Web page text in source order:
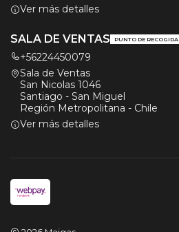
Ver más detalles
SALA DE VENTAS PUNTO DE RECOGIDA
+56224450079
Sala de Ventas
San Nicolas 1046
Santiago - San Miguel
Región Metropolitana - Chile
Ver más detalles